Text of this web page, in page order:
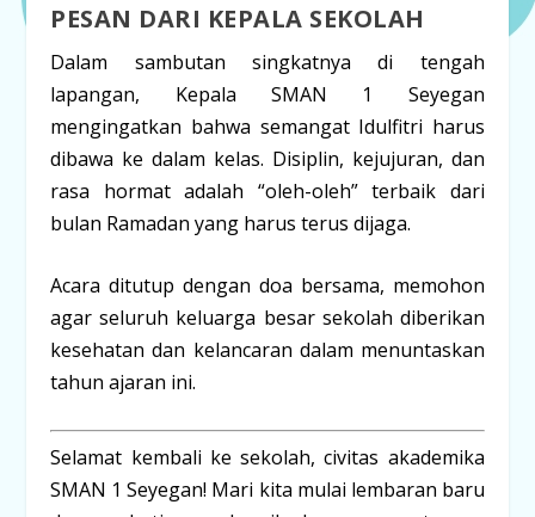
PESAN DARI KEPALA SEKOLAH
Dalam sambutan singkatnya di tengah
lapangan, Kepala SMAN 1 Seyegan
mengingatkan bahwa semangat Idulfitri harus
dibawa ke dalam kelas. Disiplin, kejujuran, dan
rasa hormat adalah “oleh-oleh” terbaik dari
bulan Ramadan yang harus terus dijaga.
Acara ditutup dengan doa bersama, memohon
agar seluruh keluarga besar sekolah diberikan
kesehatan dan kelancaran dalam menuntaskan
tahun ajaran ini.
Selamat kembali ke sekolah, civitas akademika
SMAN 1 Seyegan! Mari kita mulai lembaran baru